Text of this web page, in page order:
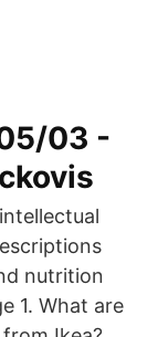
03 -
nutrition
1. What are